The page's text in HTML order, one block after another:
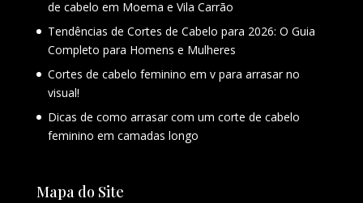
de cabelo em Moema e Vila Carrão
Tendências de Cortes de Cabelo para 2026: O Guia
Completo para Homens e Mulheres
Cortes de cabelo feminino em v para arrasar no
visual!
Dicas de como arrasar com um corte de cabelo
feminino em camadas longo
Mapa do Site